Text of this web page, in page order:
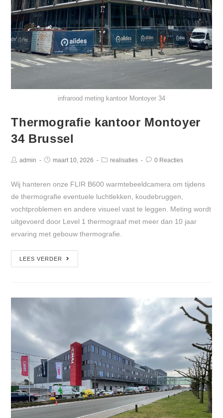
infrarood meting kantoor Montoyer 34
Thermografie kantoor Montoyer
34 Brussel
admin maart 10, 2026 realisaties 0 Reacties
Wij hanteren onze FLIR B600 warmtebeeldcamera om tijdens
de thermografie eventuele luchtlekken, koudebruggen,
vochtproblemen en andere visueel vast te leggen. Meting wordt
uitgevoerd door Level 1 thermograaf met meer dan 10 jaar
ervaring met gebouw thermografie.
LEES VERDER